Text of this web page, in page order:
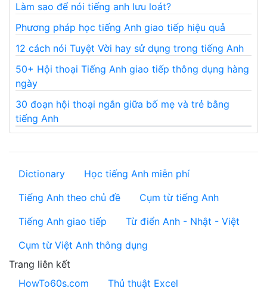
Làm sao để nói tiếng anh lưu loát?
Phương pháp học tiếng Anh giao tiếp hiệu quả
12 cách nói Tuyệt Vời hay sử dụng trong tiếng Anh
50+ Hội thoại Tiếng Anh giao tiếp thông dụng hàng
ngày
30 đoạn hội thoại ngắn giữa bố mẹ và trẻ bằng
tiếng Anh
Dictionary
Học tiếng Anh miễn phí
Tiếng Anh theo chủ đề
Cụm từ tiếng Anh
Tiếng Anh giao tiếp
Từ điển Anh - Nhật - Việt
Cụm từ Việt Anh thông dụng
Trang liên kết
HowTo60s.com
Thủ thuật Excel